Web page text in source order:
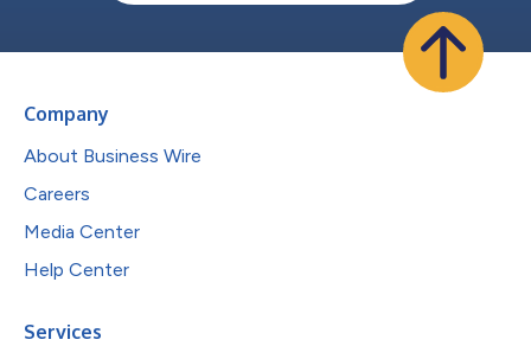
Company
About Business Wire
Careers
Media Center
Help Center
Services